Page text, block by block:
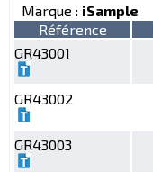
Marque : iSample
Référence
GR43001
GR43002
GR43003